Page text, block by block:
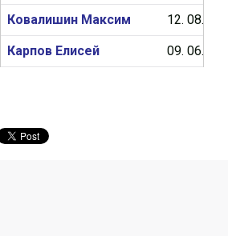
Ковалишин Максим 12. 08.
Карпов Елисей 09. 06.